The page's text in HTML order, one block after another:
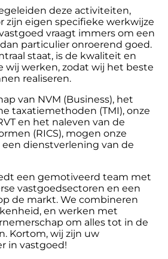
deze activiteiten,
zijn eigen specifieke werkwijze
vraagt immers om een
particulier onroerend goed.
staat, is de kwaliteit en
wij werken, zodat wij het beste
realiseren.
van NVM (Business), het
taxatiemethoden (TMI), onze
en het naleven van de
(RICS), mogen onze
dienstverlening van de
een gemotiveerd team met
vastgoedsectoren en een
de markt. We combineren
en werken met
om alles tot in de
Kortom, wij zijn uw
in vastgoed!